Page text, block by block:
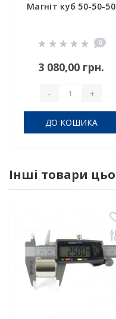
Магніт куб 50-50-50
0
3 080,00 грн.
- +
ДО КОШИКА
Інші товари